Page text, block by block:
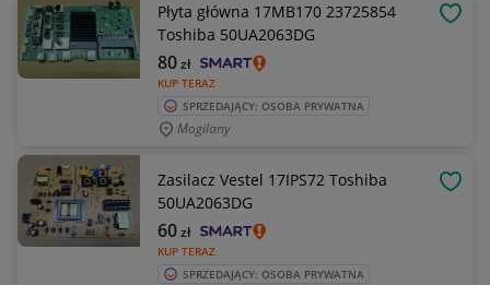
Płyta główna 17MB170 23725854
Toshiba 50UA2063DG
KUP TERAZ
80zł
SPRZEDAJĄCY: OSOBA PRYWATNA
Mogilany
Zasilacz Vestel 17IPS72 Toshiba
50UA2063DG
KUP TERAZ
60zł
SPRZEDAJĄCY: OSOBA PRYWATNA